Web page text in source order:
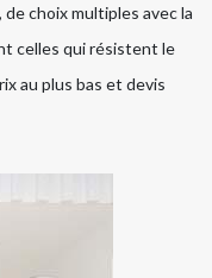
choix multiples avec la
celles qui résistent le
au plus bas et devis